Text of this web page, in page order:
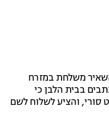
משלחת במזרח
בבית הלבן כי
סורי, והציע לשלוח לשם